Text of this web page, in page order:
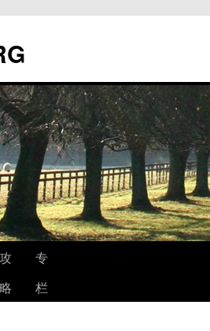
攻
略
专
栏